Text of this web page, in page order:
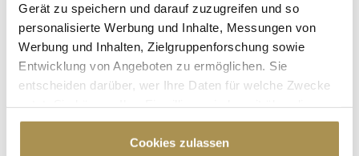
Gerät zu speichern und darauf zuzugreifen und so
personalisierte Werbung und Inhalte, Messungen von
Werbung und Inhalten, Zielgruppenforschung sowie
Entwicklung von Angeboten zu ermöglichen. Sie
entscheiden darüber, wer Ihre Daten für welche Zwecke
Cookie-Erklärung oder durch Klicken auf das Privacy
Trigger Symbol ändern oder widerrufen
Cookies zulassen